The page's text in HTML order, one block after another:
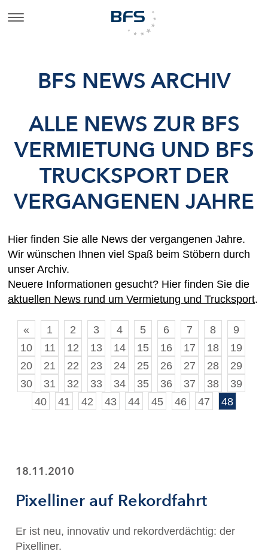
BFS NEWS ARCHIV
ALLE NEWS ZUR BFS
VERMIETUNG UND BFS
TRUCKSPORT DER
VERGANGENEN JAHRE
Hier finden Sie alle News der vergangenen Jahre.
Wir wünschen Ihnen viel Spaß beim Stöbern durch
unser Archiv.
Neuere Informationen gesucht? Hier finden Sie die
aktuellen News rund um Vermietung und Trucksport.
« 1 2 3 4 5 6 7 8
9
10
11 12 13 14 15 16 17 18
19
20
21 22 23 24 25 26 27 28
29
30
31 32 33 34 35 36 37 38
39
40
41 42 43 44 45 46 47 48
18.11.2010
Pixelliner auf Rekordfahrt
Er ist neu, innovativ und rekordverdächtig: der
Pixelliner.